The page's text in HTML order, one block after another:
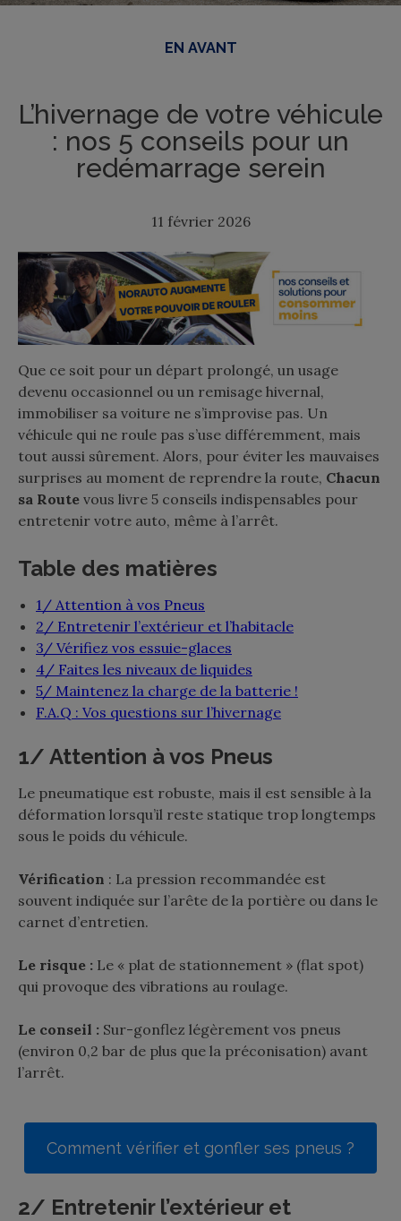
EN AVANT
L’hivernage de votre véhicule
: nos 5 conseils pour un
redémarrage serein
11 février 2026
Que ce soit pour un départ prolongé, un usage
devenu occasionnel ou un remisage hivernal,
immobiliser sa voiture ne s’improvise pas. Un
véhicule qui ne roule pas s’use différemment, mais
tout aussi sûrement. Alors, pour éviter les mauvaises
surprises au moment de reprendre la route, Chacun
sa Route vous livre 5 conseils indispensables pour
entretenir votre auto, même à l’arrêt.
Table des matières
1/ Attention à vos Pneus
2/ Entretenir l’extérieur et l’habitacle
3/ Vérifiez vos essuie-glaces
4/ Faites les niveaux de liquides
5/ Maintenez la charge de la batterie !
F.A.Q : Vos questions sur l’hivernage
1/ Attention à vos Pneus
Le pneumatique est robuste, mais il est sensible à la
déformation lorsqu’il reste statique trop longtemps
sous le poids du véhicule.
Vérification : La pression recommandée est
souvent indiquée sur l’arête de la portière ou dans le
carnet d’entretien.
Le risque : Le « plat de stationnement » (flat spot)
qui provoque des vibrations au roulage.
Le conseil : Sur-gonflez légèrement vos pneus
(environ 0,2 bar de plus que la préconisation) avant
l’arrêt.
Comment vérifier et gonfler ses pneus ?
2/ Entretenir l’extérieur et